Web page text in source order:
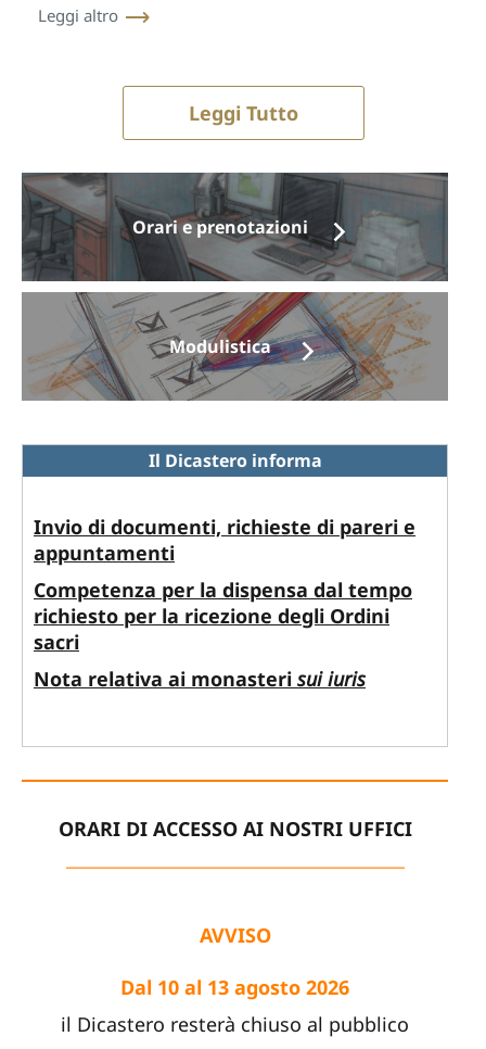
Leggi altro
Leggi Tutto
Orari e prenotazioni
Modulistica
Il Dicastero informa
Invio di documenti, richieste di pareri e
appuntamenti
Competenza per la dispensa dal tempo
richiesto per la ricezione degli Ordini
sacri
Nota relativa ai monasteri sui iuris
ORARI DI ACCESSO AI NOSTRI UFFICI
AVVISO
Dal 10 al 13 agosto 2026
il Dicastero resterà chiuso al pubblico